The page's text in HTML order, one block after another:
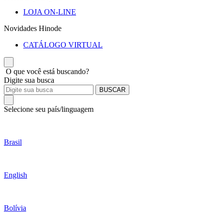
LOJA ON-LINE
Novidades Hinode
CATÁLOGO VIRTUAL
O que você está buscando?
Digite sua busca
BUSCAR
Selecione seu país/linguagem
Brasil
English
Bolívia